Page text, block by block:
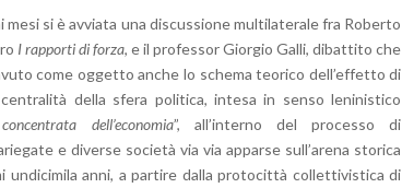
mesi si è avviata una discussione multilaterale fra Roberto
I rapporti di forza, e il professor Giorgio Galli, dibattito che
come oggetto anche lo schema teorico dell’effetto di
della sfera politica, intesa in senso leninistico
dell’economia”, all’interno del processo di
e diverse società via via apparse sull’arena storica
undicimila anni, a partire dalla protocittà collettivistica di